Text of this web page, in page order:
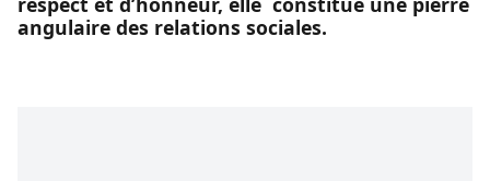
angulaire des relations sociales.